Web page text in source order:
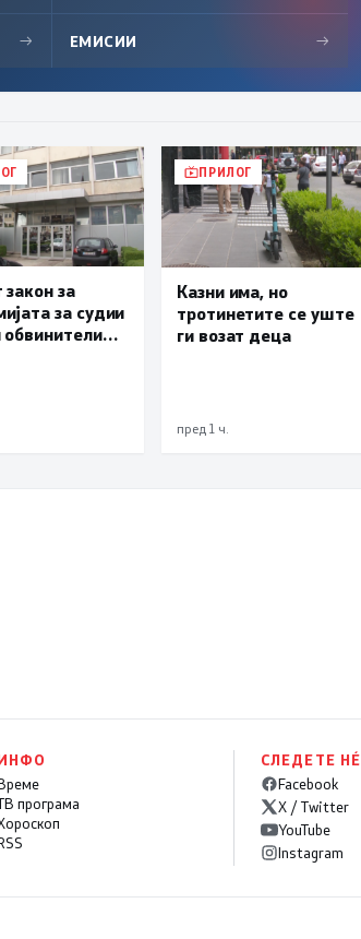
→ ЕМИСИИ →
за
за судии
обвинители
ПРИЛОГ
Казни има, но
тротинетите се уште
ги возат деца
пред 1 ч.
програма
СЛЕДЕТЕ НÉ
Facebook
X / Twitter
YouTube
Instagram